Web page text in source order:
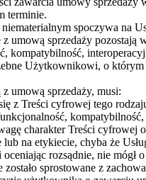
terminie.
spoczywa na
umową sprzedaży pozostają
kompatybilność,
Użytkownikowi, o
umową sprzedaży, musi:
z Treści cyfrowej tego
charakter Treści cyfrowej
na etykiecie, chyba że
rozsądnie, nie mógł
sprostowane z